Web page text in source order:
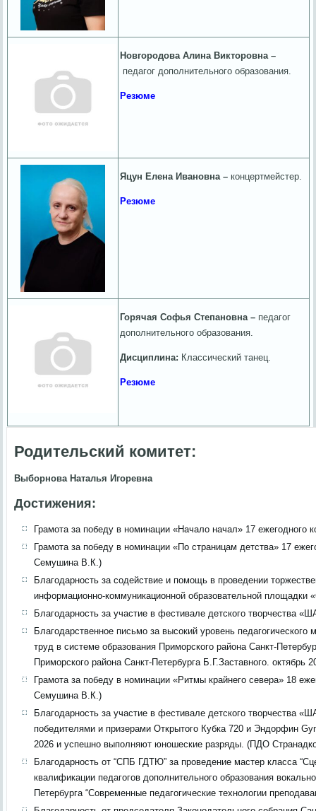
Новгородова Алина Викторовна –
педагог дополнительного образования.
Резюме
Яцун Елена Ивановна –концертмейстер.
Резюме
Горячая Софья Степановна – педагог
дополнительного образования.
Дисциплина: Классический танец.
Резюме
Родительский комитет:
Выборнова Наталья Игоревна
Достижения:
Грамота за победу в номинации «Начало начал» 17
Грамота за победу в номинации «По страницам детства» 17
Семушина В.К.)
Благодарность за содействие и помощь в проведении
информационно-коммуникационной образовательной
Благодарность за участие в фестивале детского творчества
Благодарственное письмо за высокий уровень
труд в системе образования Приморского района Санкт-
Приморского района Санкт-Петербурга Б.Г.Заставного.
Грамота за победу в номинации «Ритмы крайнего севера» 18
Семушина В.К.)
Благодарность за участие в фестивале детского
победителями и призерами Открытого Кубка 720 и Эндорфин
2026 и успешно выполняют юношеские разряды. (ПДО
Благодарность от “СПБ ГДТЮ” за проведение мастер класса
квалификации педагогов дополнительного образования
Петербурга “Современные педагогические технологии